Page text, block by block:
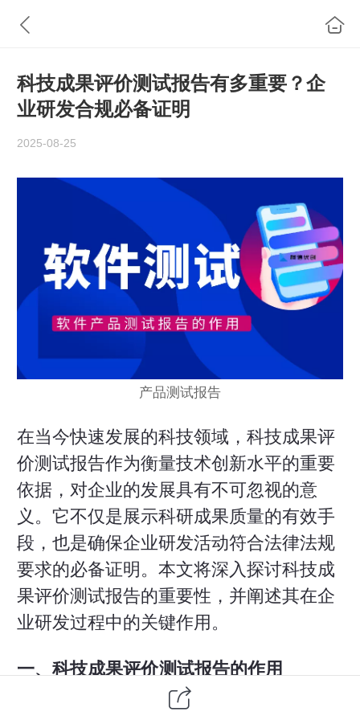
科技成果评价测试报告有多重要？企
业研发合规必备证明
2025-08-25
产品测试报告
在当今快速发展的科技领域，科技成果评
价测试报告作为衡量技术创新水平的重要
依据，对企业的发展具有不可忽视的意
义。它不仅是展示科研成果质量的有效手
段，也是确保企业研发活动符合法律法规
要求的必备证明。本文将深入探讨科技成
果评价测试报告的重要性，并阐述其在企
业研发过程中的关键作用。
一、科技成果评价测试报告的作用